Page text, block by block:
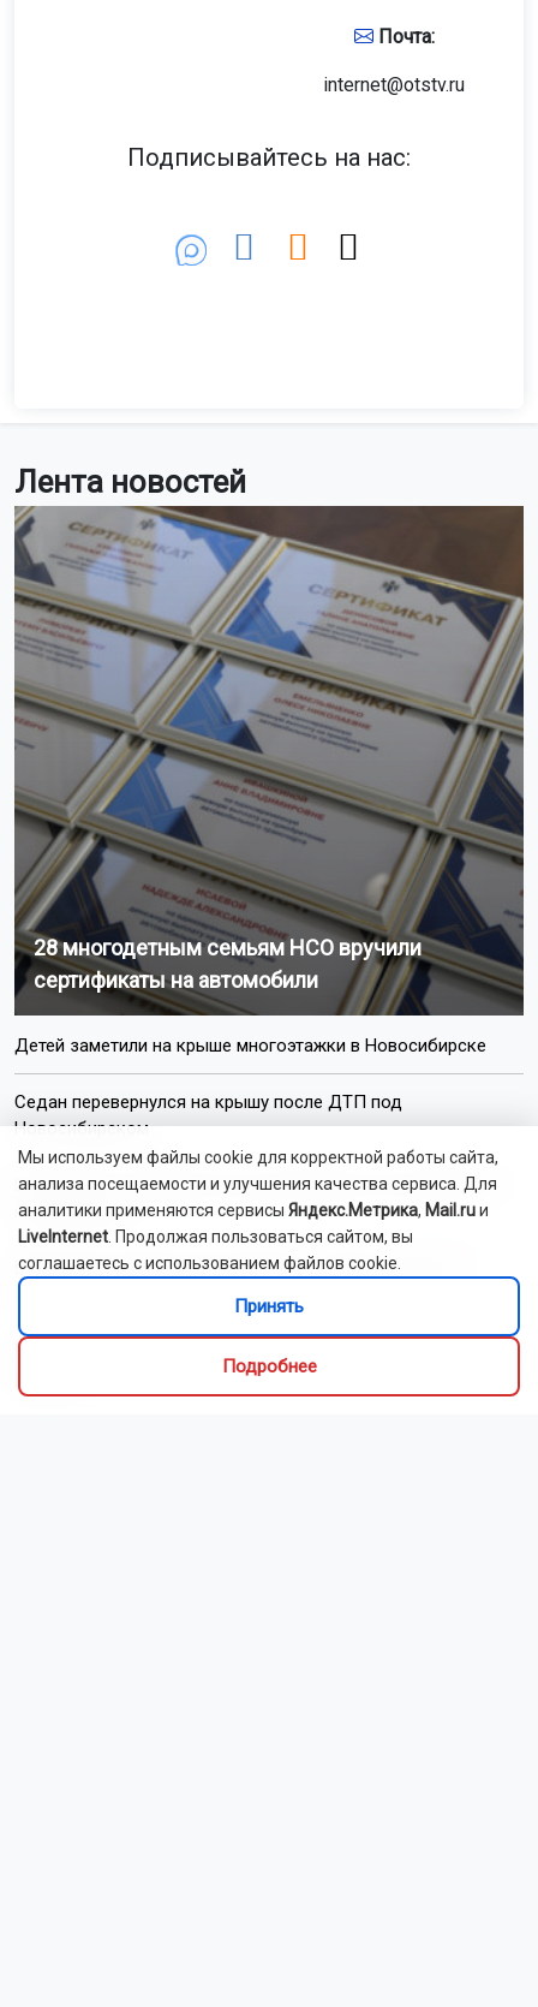
Лента новостей
28 многодетным семьям НСО вручили
сертификаты на автомобили
Детей заметили на крыше многоэтажки в Новосибирске
Седан перевернулся на крышу после ДТП под
Новосибирском
В Кемерове задержали троих дебоширов за нападение на
полицейских
В Кировском районе Новосибирска водитель сбил 14-
Новосибирский парк «Сосновый бор» отметит полувековой
Почта:
internet@otstv.ru
Подписывайтесь на нас:
Мы используем файлы cookie для корректной работы сайта,
анализа посещаемости и улучшения качества сервиса. Для
аналитики применяются сервисы Яндекс.Метрика, Mail.ruи
LiveInternet . Продолжая пользоваться сайтом, вы
соглашаетесь с использованием файлов cookie.
Принять
Подробнее